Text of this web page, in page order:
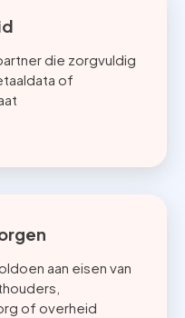
die zorgvuldig
of
aan eisen van
of overheid